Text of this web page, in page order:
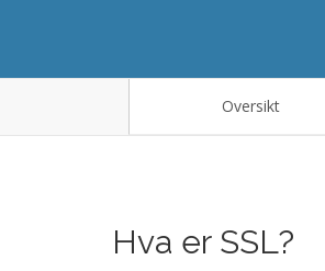
Oversikt
Hva er SSL?